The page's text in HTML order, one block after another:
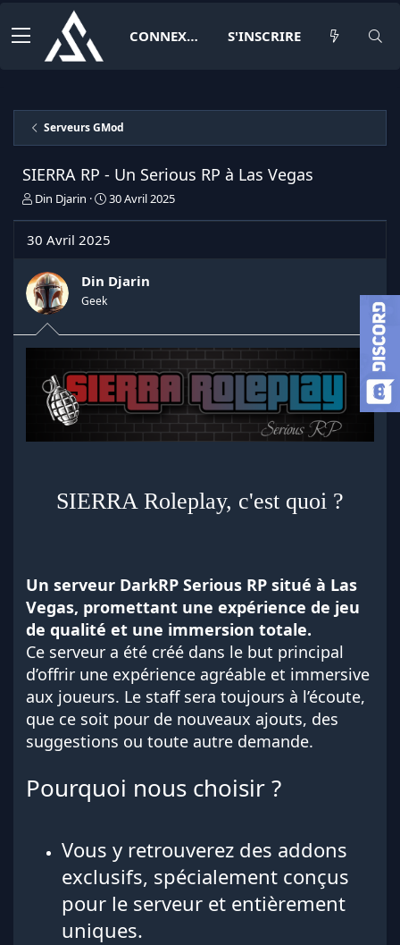
CONNEXION S'INSCRIRE
Serveurs GMod
SIERRA RP - Un Serious RP à Las Vegas
I
t
a
t
e
u
i
Din Djarin
D
e
e
30 Avril 2025
30 Avril 2025
Din Djarin
Geek
SIERRA Roleplay, c'est quoi ?
Un serveur DarkRP Serious RP situé à Las
Vegas, promettant une expérience de jeu
de qualité et une immersion totale.
Ce serveur a été créé dans le but principal
d’offrir une expérience agréable et immersive
aux joueurs. Le staff sera toujours à l’écoute,
que ce soit pour de nouveaux ajouts, des
suggestions ou toute autre demande.
Pourquoi nous choisir ?
Vous y retrouverez des addons
exclusifs, spécialement conçus
pour le serveur et entièrement
uniques.